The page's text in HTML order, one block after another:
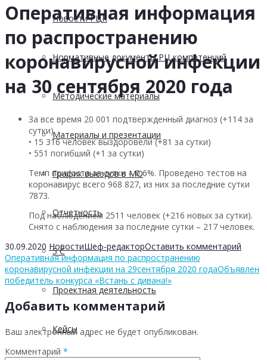
Новости РЦК
Нормативные документы РЦ компетенций
Методические материалы
Материалы и презентации
График выездов в МО
Отчетность
5 С
Проектная деятельность
Кейсы
Оперативная информация
по распространению
коронавирусной инфекции
на 30 сентября 2020 года
За все время 20 001 подтвержденный диагноз (+114 за
сутки)
• 15 316 человек выздоровели (+81 за сутки)
• 551 погибший (+1 за сутки)
Темп прироста за сутки – 0,6%. Проведено тестов на
коронавирус всего 968 827, из них за последние сутки
7873.
Под наблюдением 2511 человек (+216 новых за сутки).
Снято с наблюдения за последние сутки – 217 человек.
30.09.2020 НовостиШеф-редакторОставить комментарий
Оперативная информация по распространению
коронавирусной инфекции на 29сентября 2020 годаОбъявлен
победитель конкурса «Встань с дивана!»
Добавить комментарий
Ваш электронный адрес не будет опубликован.
Комментарий *